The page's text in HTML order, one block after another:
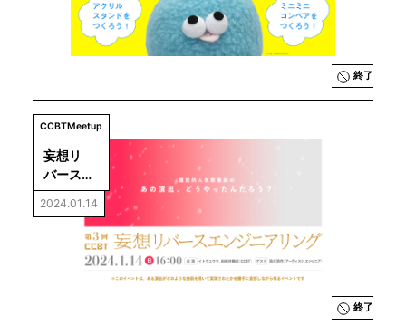
終了
CCBTMeetup
妄想リ
バースエ
ンジニア
リング
vol.3　国
民的人気
歌番組の
2024.01.14
終了